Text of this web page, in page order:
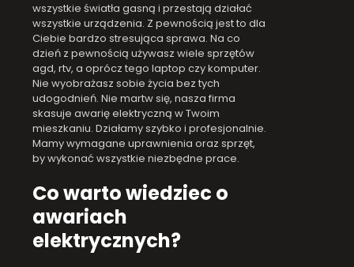
wszystkie światła gasną i przestają działać
wszystkie urządzenia. Z pewnością jest to dla
Ciebie bardzo stresująca sprawa. Na co
dzień z pewnością używasz wiele sprzętów
agd, rtv, a oprócz tego laptop czy komputer.
Nie wyobrażasz sobie życia bez tych
udogodnień. Nie martw się, nasza firma
skasuje awarię elektryczną w Twoim
mieszkaniu. Działamy szybko i profesjonalnie.
Mamy wymagane uprawnienia oraz sprzęt,
by wykonać wszystkie niezbędne prace.
Co warto wiedziec o
awariach
elektrycznych?